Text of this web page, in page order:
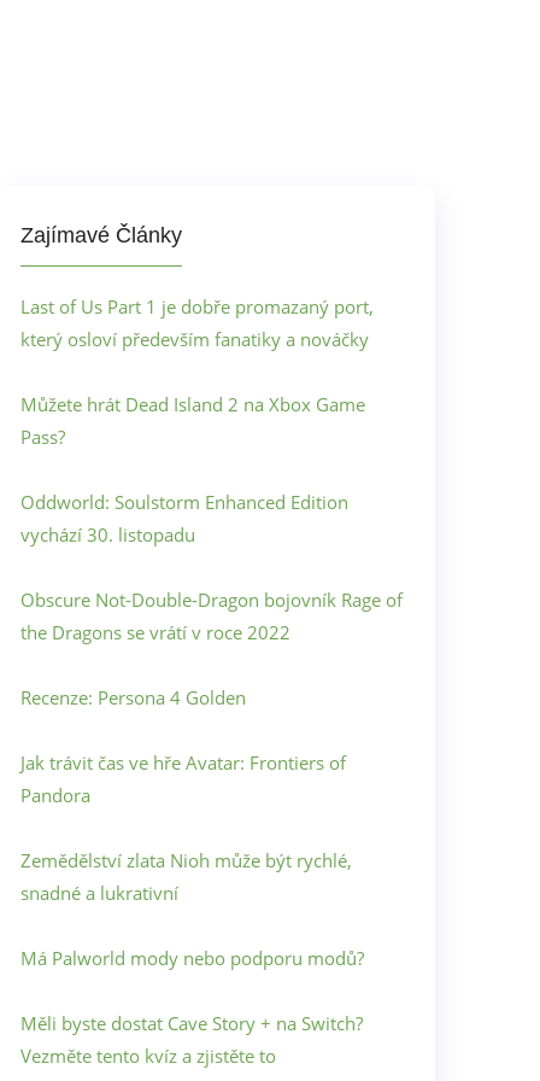
Zajímavé Články
Last of Us Part 1 je dobře promazaný port,
který osloví především fanatiky a nováčky
Můžete hrát Dead Island 2 na Xbox Game
Pass?
Oddworld: Soulstorm Enhanced Edition
vychází 30. listopadu
Obscure Not-Double-Dragon bojovník Rage of
the Dragons se vrátí v roce 2022
Recenze: Persona 4 Golden
Jak trávit čas ve hře Avatar: Frontiers of
Pandora
Zemědělství zlata Nioh může být rychlé,
snadné a lukrativní
Má Palworld mody nebo podporu modů?
Měli byste dostat Cave Story + na Switch?
Vezměte tento kvíz a zjistěte to